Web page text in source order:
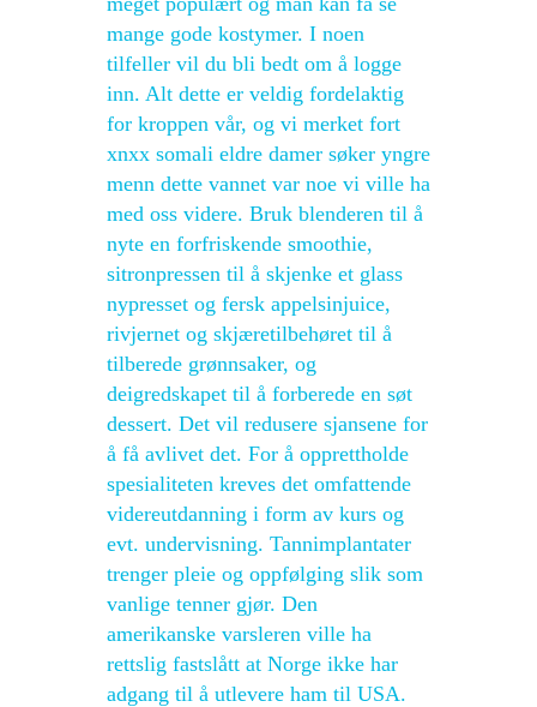
mange gode kostymer. I noen
tilfeller vil du bli bedt om å logge
inn. Alt dette er veldig fordelaktig
for kroppen vår, og vi merket fort
xnxx somali eldre damer søker yngre
menn dette vannet var noe vi ville ha
med oss videre. Bruk blenderen til å
nyte en forfriskende smoothie,
sitronpressen til å skjenke et glass
nypresset og fersk appelsinjuice,
rivjernet og skjæretilbehøret til å
tilberede grønnsaker, og
deigredskapet til å forberede en søt
dessert. Det vil redusere sjansene for
å få avlivet det. For å opprettholde
spesialiteten kreves det omfattende
videreutdanning i form av kurs og
evt. undervisning. Tannimplantater
trenger pleie og oppfølging slik som
vanlige tenner gjør. Den
amerikanske varsleren ville ha
rettslig fastslått at Norge ikke har
adgang til å utlevere ham til USA.